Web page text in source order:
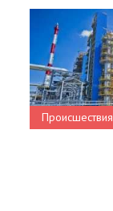
Происшествия